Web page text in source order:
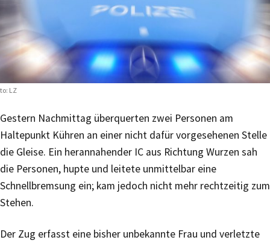
LZ
Gestern Nachmittag überquerten zwei Personen am
Haltepunkt Kühren an einer nicht dafür vorgesehenen Stelle
die Gleise. Ein herannahender IC aus Richtung Wurzen sah
die Personen, hupte und leitete unmittelbar eine
Schnellbremsung ein; kam jedoch nicht mehr rechtzeitig zum
Stehen.
Der Zug erfasst eine bisher unbekannte Frau und verletzte